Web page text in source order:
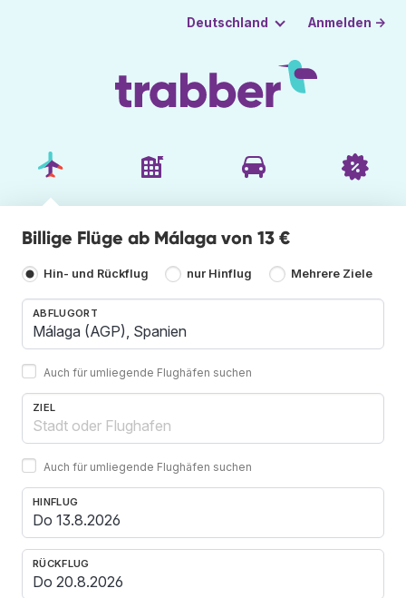
Deutschland Anmelden →
Billige Flüge ab Málaga von 13 €
Hin- und Rückflug nur Hinflug Mehrere Ziele
ABFLUGORT
Auch für umliegende Flughäfen suchen
ZIEL
Auch für umliegende Flughäfen suchen
HINFLUG
RÜCKFLUG